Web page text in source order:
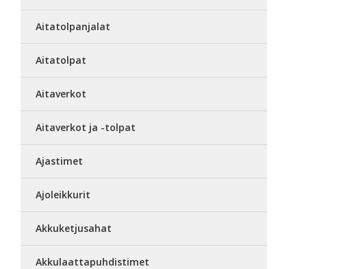
Aitatolpanjalat
Aitatolpat
Aitaverkot
Aitaverkot ja -tolpat
Ajastimet
Ajoleikkurit
Akkuketjusahat
Akkulaattapuhdistimet